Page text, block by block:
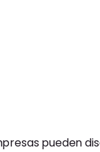
pueden